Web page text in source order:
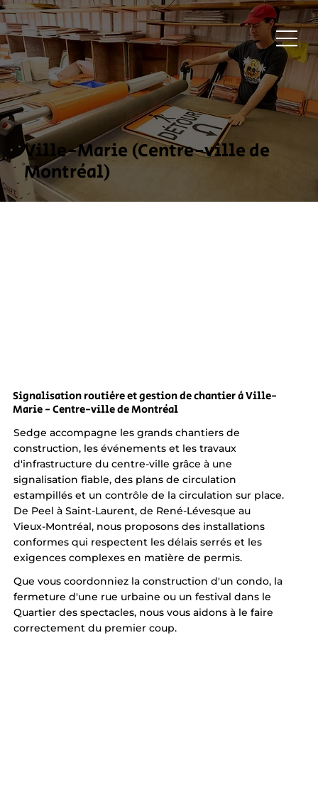
Ville-Marie (Centre-ville de
Montréal)
Signalisation routière et gestion de chantier à Ville-
Marie - Centre-ville de Montréal
Sedge accompagne les grands chantiers de
construction, les événements et les travaux
d'infrastructure du centre-ville grâce à une
signalisation fiable, des plans de circulation
estampillés et un contrôle de la circulation sur place.
De Peel à Saint-Laurent, de René-Lévesque au
Vieux-Montréal, nous proposons des installations
conformes qui respectent les délais serrés et les
exigences complexes en matière de permis.
Que vous coordonniez la construction d'un condo, la
fermeture d'une rue urbaine ou un festival dans le
Quartier des spectacles, nous vous aidons à le faire
correctement du premier coup.